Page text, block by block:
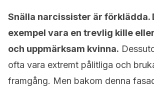
Snälla narcissister är förklädda.
exempel vara en trevlig kille
och uppmärksam kvinna.
ofta vara extremt pålitliga och
framgång. Men bakom denna